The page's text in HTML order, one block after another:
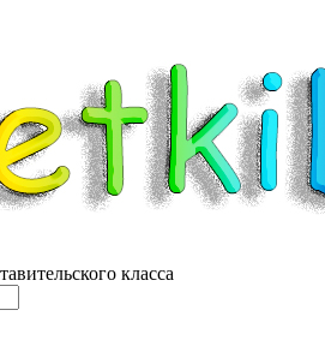
класса